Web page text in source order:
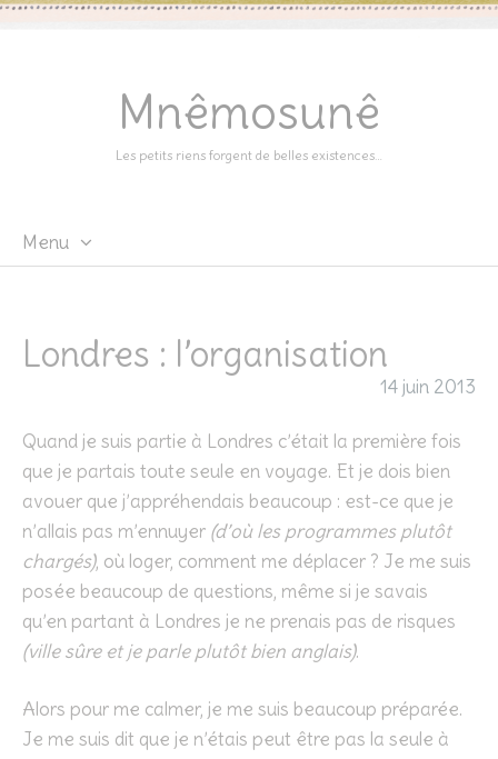
Mnêmosunê
Les petits riens forgent de belles existences…
Menu
Londres : l’organisation
14 juin 2013
Quand je suis partie à Londres c’était la première fois
que je partais toute seule en voyage. Et je dois bien
avouer que j’appréhendais beaucoup : est-ce que je
n’allais pas m’ennuyer (d’où les programmes plutôt
chargés), où loger, comment me déplacer ? Je me suis
posée beaucoup de questions, même si je savais
qu’en partant à Londres je ne prenais pas de risques
(ville sûre et je parle plutôt bien anglais).
Alors pour me calmer, je me suis beaucoup préparée.
Je me suis dit que je n’étais peut être pas la seule à